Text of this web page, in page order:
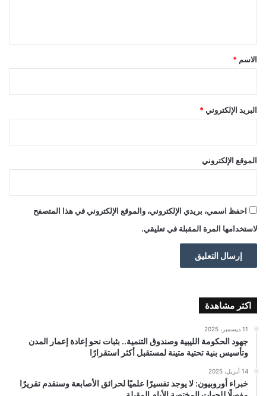
*
الاسم *
البريد الإلكتروني *
الموقع الإلكتروني
احفظ اسمي، بريدي الإلكتروني، والموقع الإلكتروني في هذا المتصفح
لاستخدامها المرة المقبلة في تعليقي.
اكثر مشاهدة
11 ديسمبر، 2025
جهود الحكومة الليبية وصندوق التنمية.. بثبات نحو إعادة إعمار المدن
وتأسيس بنية تحتية متينة لمستقبل أكثر استقرارًا
14 أبريل، 2025
خبراء أوروبيون: لا يوجد تفسيرًا علميًا لحرائق الأصابعة وسنقدم تقريرًا